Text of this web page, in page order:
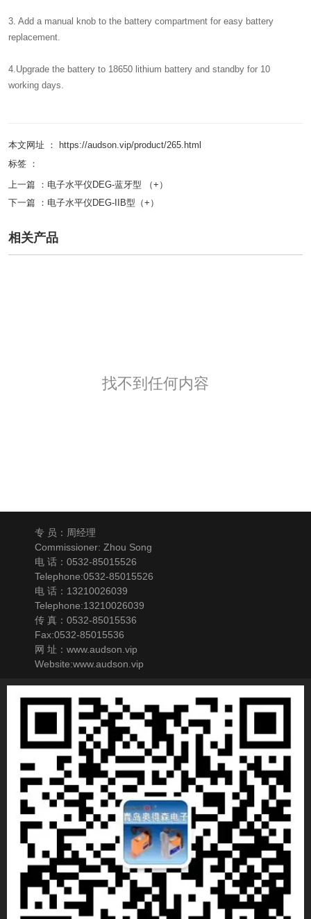
3. Add a manual knob to the battery compartment for easy battery
replacement.
4.Upgrade the battery to 18650 lithium battery and standby for 10
working days.
本文网址 ： https://audson.vip/product/265.html
标签 ：
上一篇 ： 电子水平仪DEG-蓝牙型 （+）
下一篇 ： 电子水平仪DEG-IIB型（+）
相关产品
找不到任何内容
专 员：周经理
Commissioner: Zhou Song
电 话：0532-85015526
Telephone:0532-85015526
电 话：13210026039
Telephone:13210026039
传 真：0532-85015536
Fax:0532-85015536
网 址：www.audson.vip
Website:www.audson.vip